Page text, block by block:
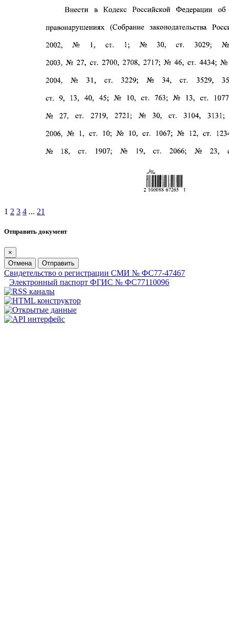
1 2 3 4 ... 21
Отправить документ
×
Отмена
Отправить
Свидетельство о регистрации СМИ № ФС77-47467
Электронный паспорт ФГИС № ФС77110096